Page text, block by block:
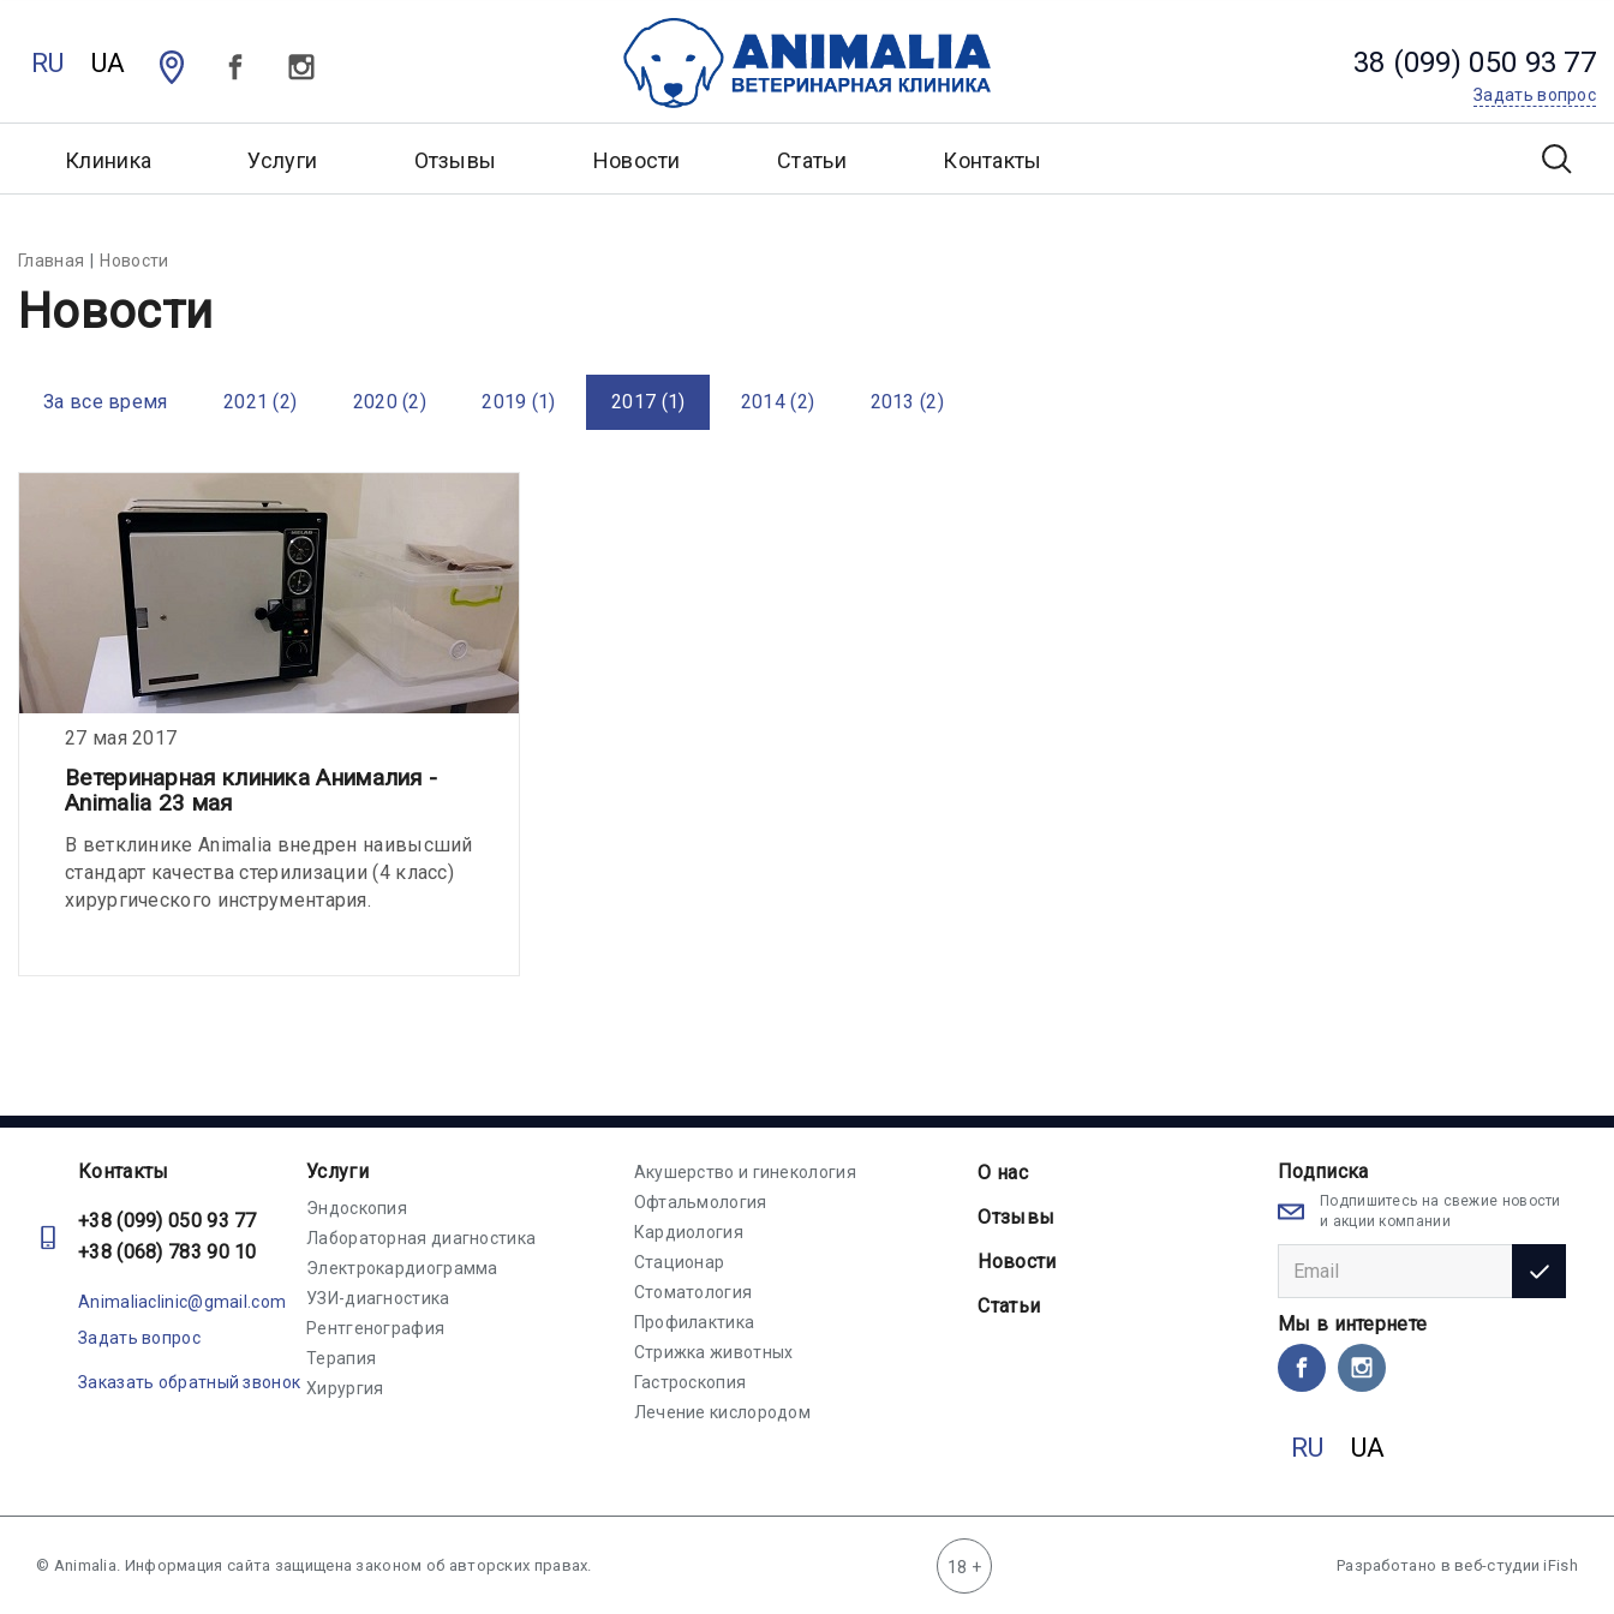
RU UA 38 (099) 050 93 77
Задать вопрос
Клиника Услуги Отзывы Новости Статьи Контакты
Главная Новости
Новости
За все время 2021 (2) 2020 (2) 2019 (1) 2017 (1) 2014 (2) 2013 (2)
27 мая 2017
Ветеринарная клиника Анималия -
Animalia 23 мая
В ветклинике Animalia внедрен наивысший
стандарт качества стерилизации (4 класс)
хирургического инструментария.
Контакты
+38 (099) 050 93 77
+38 (068) 783 90 10
Animaliaclinic@gmail.com
Задать вопрос
Заказать обратный звонок
Подписка
Подпишитесь на свежие новости
и акции компании
Мы в интернете
RU UA
Услуги
Эндоскопия
Лабораторная диагностика
Электрокардиограмма
УЗИ-диагностика
Рентгенография
Терапия
Хирургия
Акушерство и гинекология
Офтальмология
Кардиология
Стационар
Стоматология
Профилактика
Стрижка животных
Гастроскопия
Лечение кислородом
О нас
Отзывы
Новости
Статьи
© Animalia. Информация сайта защищена законом об авторских правах. 18 + Разработано ввеб-студии iFish